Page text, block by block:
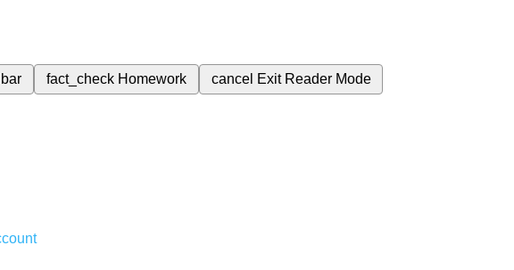
fact_check Homework cancel Exit Reader Mode